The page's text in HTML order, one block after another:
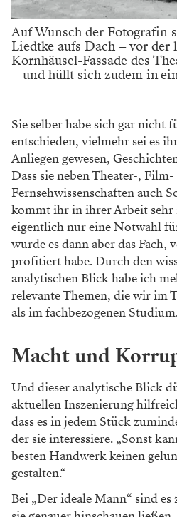
Auf Wunsch der Fotografin
Liedtke aufs Dach – vor der
Kornhäusel-Fassade des
– und hüllt sich zudem in